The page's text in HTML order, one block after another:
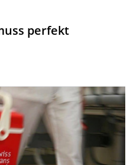
perfekt